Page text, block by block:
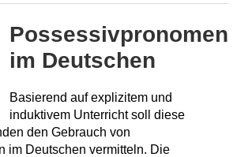
Possessivpronomen
im Deutschen
Basierend auf explizitem und
induktivem Unterricht soll diese
den Gebrauch von
im Deutschen vermitteln. Die